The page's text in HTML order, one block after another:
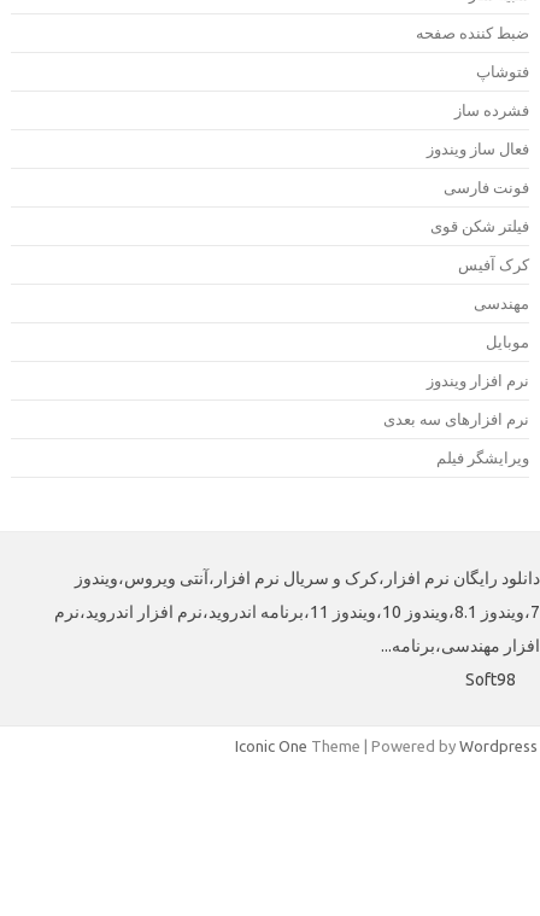
کننده صفحه
ساز
ساز ویندوز
فارسی
شکن قوی
آفیس
افزار ویندوز
افزارهای سه بعدی
فیلم
رایگان نرم افزار،کرک و سریال نرم افزار،آنتی ویروس،ویندوز
7،ویندوز 8.1،ویندوز 10،ویندوز 11،برنامه اندروید،نرم افزار اندروید،نرم
مهندسی،برنامه...
Soft98
Iconic One Theme | Powered by